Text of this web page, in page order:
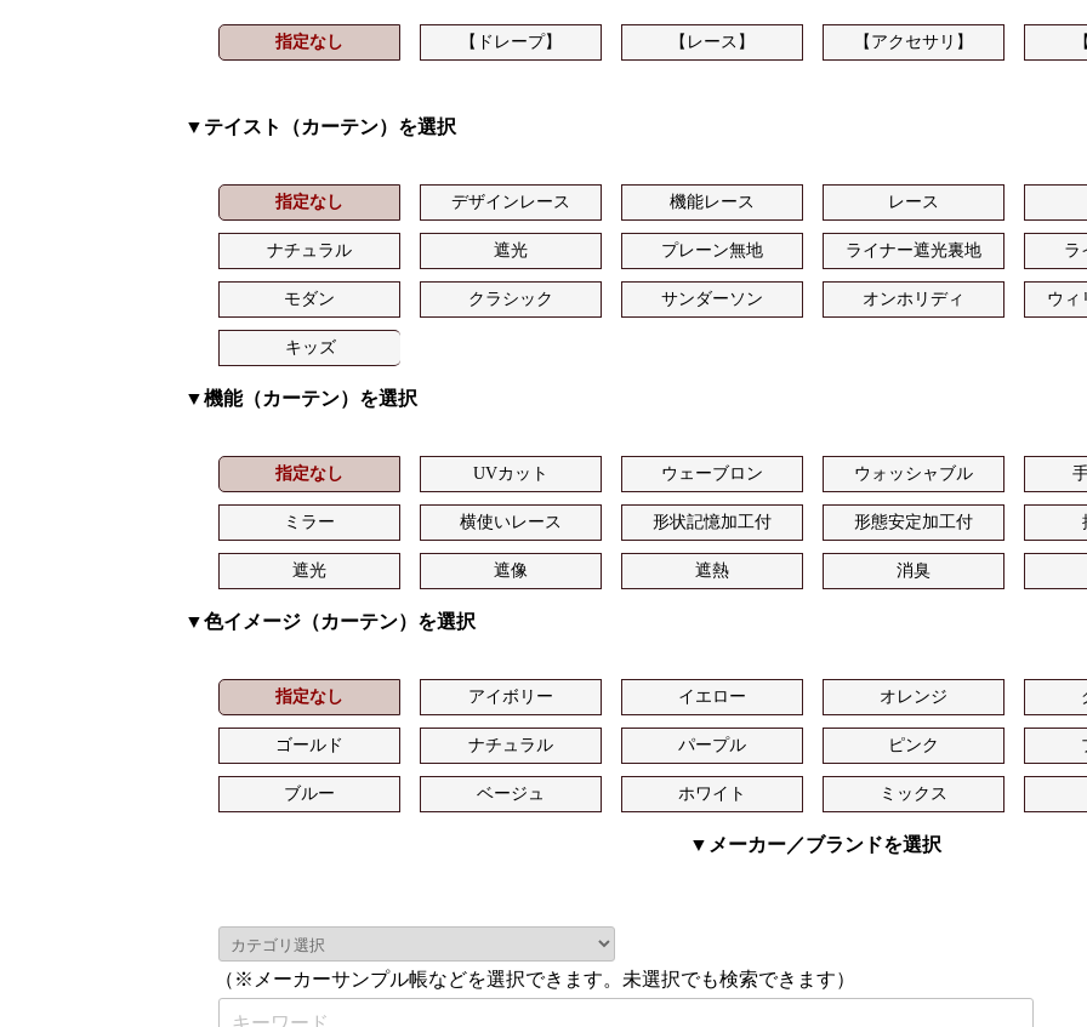
指定なし 【ドレープ】 【レース】 【アクセサリ】
▼テイスト（カーテン）を選択
指定なし デザインレース 機能レース レース
ナチュラル 遮光 プレーン無地 ライナー遮光裏地 ラ
モダン クラシック サンダーソン オンホリディ ウィ
キッズ
▼機能（カーテン）を選択
指定なし UVカット ウェーブロン ウォッシャブル
ミラー 横使いレース 形状記憶加工付 形態安定加工付
遮光 遮像 遮熱 消臭
▼色イメージ（カーテン）を選択
指定なし アイボリー イエロー オレンジ
ゴールド ナチュラル パープル ピンク
ブルー ベージュ ホワイト ミックス
▼メーカー／ブランドを選択
（※メーカーサンプル帳などを選択できます。未選択でも検索できます）